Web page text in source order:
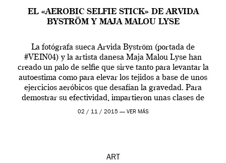
EL «AEROBIC SELFIE STICK» DE ARVIDA
BYSTRÖM Y MAJA MALOU LYSE
La fotógrafa sueca Arvida Byström (portada de
#VEIN04) y la artista danesa Maja Malou Lyse han
creado un palo de selfie que sirve tanto para levantar la
autoestima como para elevar los tejidos a base de unos
ejercicios aeróbicos que desafían la gravedad. Para
demostrar su efectividad, impartieron unas clases de
prueba en el Tate […]
02 / 11 / 2015 — VER MÁS
ART